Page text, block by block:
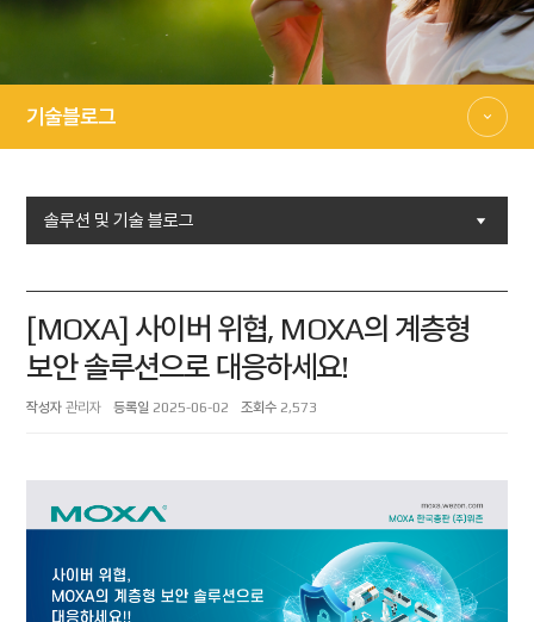
기술블로그
솔루션 및 기술 블로그
[MOXA] 사이버 위협, MOXA의 계층형
보안 솔루션으로 대응하세요!
작성자 관리자 등록일 2025-06-02 조회수 2,573